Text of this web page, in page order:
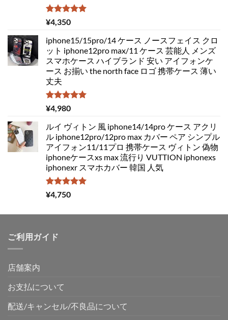
5段階中
5.00
¥4,350
iphone15/15pro/14 ケース ノースフェイス クロ
ット iphone12pro max/11 ケース 芸能人 メンズ
スマホケース ハイブランド 安い アイフォンケ
ース お揃い the north face ロゴ 携帯ケース 薄い
丈夫
5段階中
5.00
¥4,980
ルイ ヴィトン 風 iphone14/14pro ケース アクリ
ル iphone12pro/12pro max カバー ペア シンプル
アイフォン11/11プロ 携帯ケース ヴィトン 偽物
iphoneケースxs max 流行り VUTTION iphonexs
iphonexr スマホカバー 韓国 人気
5段階中
5.00
¥4,750
ご利用ガイド
店舗案内
お支払について
配送/キャンセル/不良品について